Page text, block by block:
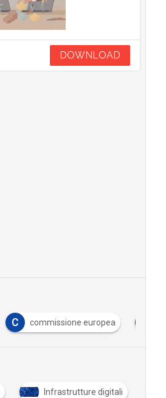
DOWNLOAD
commissione europea M
Infrastrutture digitali